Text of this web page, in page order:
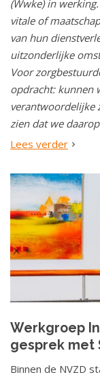
(Wwke) in
vitale of
van hun
uitzonderlijke
Voor
opdracht: kunnen
verantwoordelijke
zien dat we
Lees verder
Werkgroep
gesprek met
Binnen de NVZD